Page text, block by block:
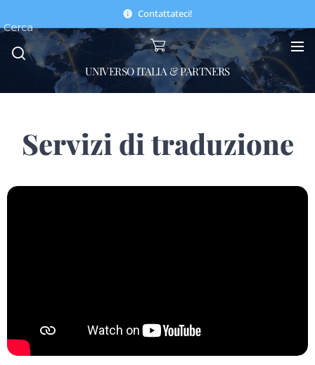
Contattateci!
UNIVERSO ITALIA & PARTNERS
Cerca
Servizi di traduzione